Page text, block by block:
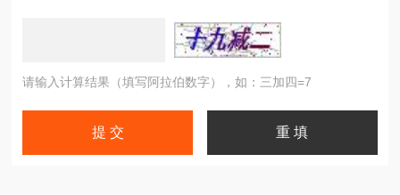
请输入计算结果（填写阿拉伯数字），如：三加四=7